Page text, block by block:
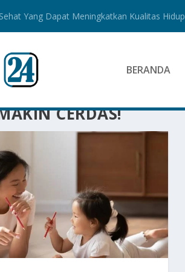
Yang Dapat Meningkatkan Kualitas Hidup
BERANDA
CERDAS!